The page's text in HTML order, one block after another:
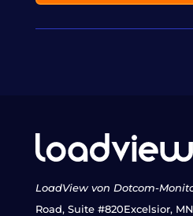
LoadView von Dotcom-
Road, Suite #820Excelsior, MN